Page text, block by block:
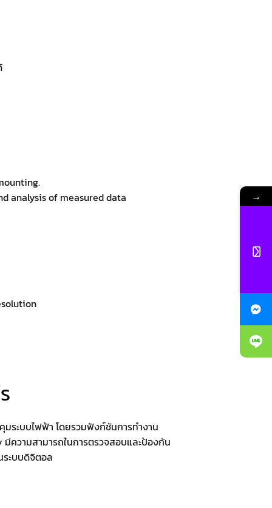
analysis of measured data
ระบบไฟฟ้า โดยรวมฟังก์ชันการทำงาน
ความสามารถในการตรวจสอบและป้องกัน
ระบบดิจิตอล
→